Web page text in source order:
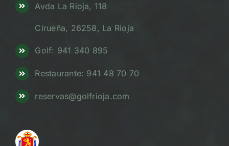
Avda La Rioja, 118
Cirueña, 26258, La Rioja
Golf: 941 340 895
Restaurante: 941 48 70 70
reservas@golfrioja.com